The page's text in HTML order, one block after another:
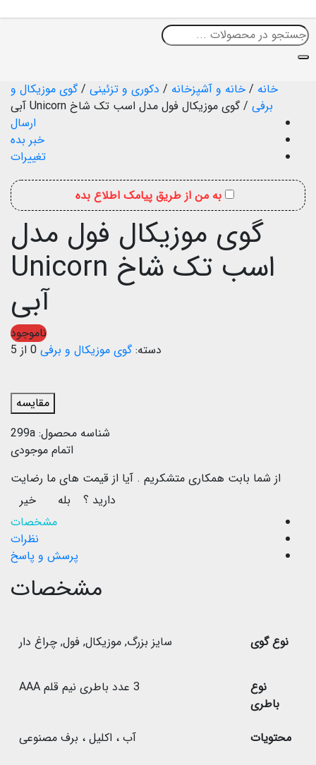
خانه / خانه و آشپزخانه / دکوری و تزئینی /گوی موزیکال و
برفی /گوی موزیکال فول مدل اسب تک شاخ Unicorn آبی
ارسال
خبر بده
تغییرات
به من از طریق پیامک اطلاع بده
گوی موزیکال فول مدل
اسب تک شاخ Unicorn
آبی
ناموجود
دسته:گوی موزیکال و برفی 0 از 5
مقایسه
شناسه محصول: 299a
اتمام موجودی
از شما بابت همکاری متشکریم . آیا از قیمت های ما رضایت
دارید ؟
بله
خیر
مشخصات
نظرات
پرسش و پاسخ
مشخصات
نوع گوی سایز بزرگ, موزیکال, فول, چراغ دار
نوع
باطری
3 عدد باطری نیم قلم AAA
محتویات آب ، اکلیل ، برف مصنوعی